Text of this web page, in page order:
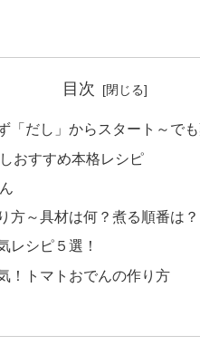
目次
「だし」からスタート～で
おすすめ本格レシピ
方～具材は何？煮る順番は？
レシピ５選！
！トマトおでんの作り方